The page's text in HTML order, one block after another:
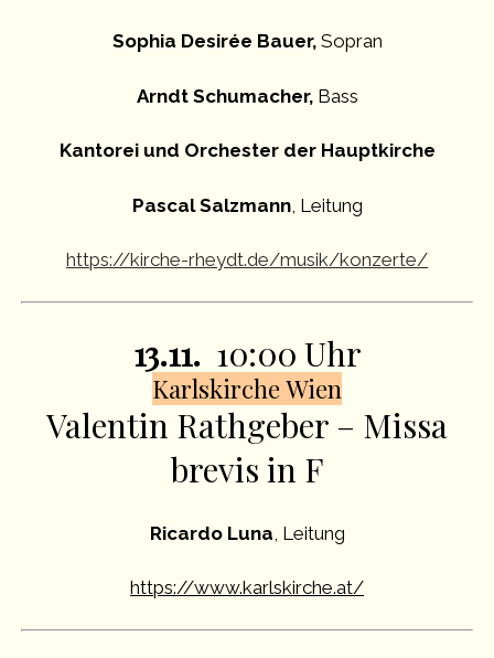
Sophia Desirée Bauer, Sopran
Arndt Schumacher, Bass
Kantorei und Orchester der Hauptkirche
Pascal Salzmann, Leitung
https://kirche-rheydt.de/musik/konzerte/
13.11. 10:00 Uhr
Karlskirche Wien
Valentin Rathgeber – Missa
brevis in F
Ricardo Luna , Leitung
https://www.karlskirche.at/